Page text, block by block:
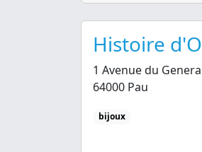
Histoire
1 Avenue du
64000 Pau
bijoux